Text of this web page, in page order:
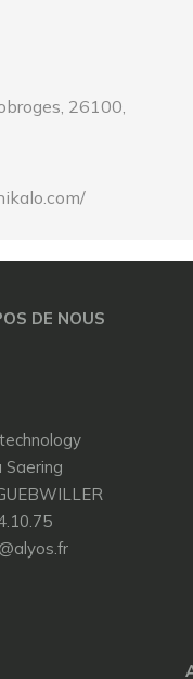
26100,
DE NOUS
technology
Saering